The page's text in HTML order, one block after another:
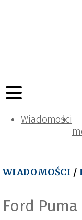
Wiadomości
WIADOMOŚCI /
Ford